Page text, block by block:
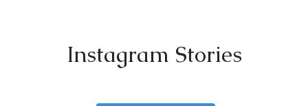
Instagram Stories